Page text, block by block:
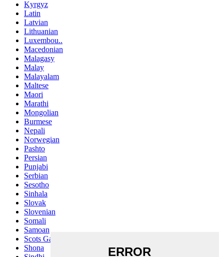
Kyrgyz
Latin
Latvian
Lithuanian
Luxembou..
Macedonian
Malagasy
Malay
Malayalam
Maltese
Maori
Marathi
Mongolian
Burmese
Nepali
Norwegian
Pashto
Persian
Punjabi
Serbian
Sesotho
Sinhala
Slovak
Slovenian
Somali
Samoan
Scots Gaelic
Shona